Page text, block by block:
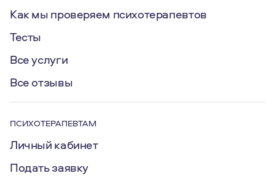
Как мы проверяем психотерапевтов
Тесты
Все услуги
Все отзывы
ПСИХОТЕРАПЕВТАМ
Личный кабинет
Подать заявку